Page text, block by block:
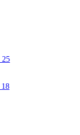
25
18